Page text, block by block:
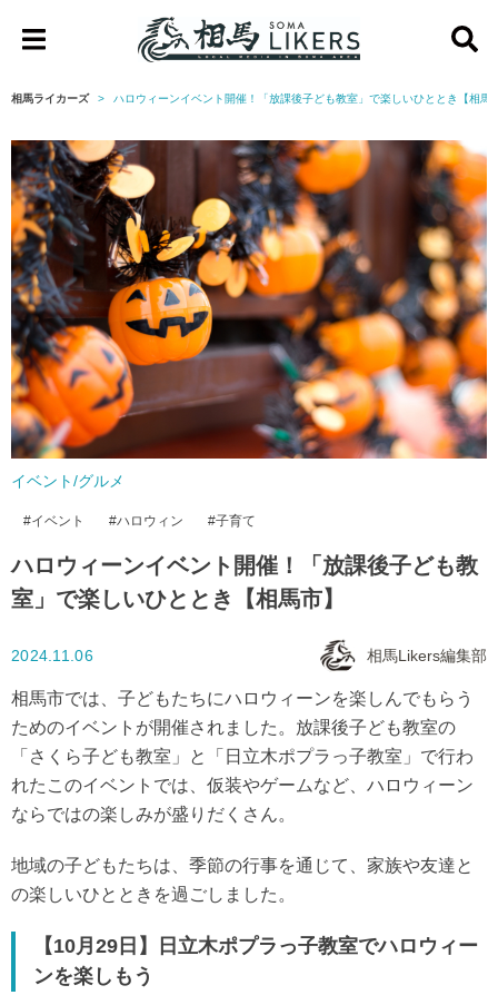
馬
カ
ー
ズ
相馬ライカーズ ハロウィーンイベント開催！「放課後子ども教室」で楽しいひととき【相馬
イベント/グルメ
イベント ハロウィン 子育て
ハロウィーンイベント開催！「放課後子ども教
室」で楽しいひととき【相馬市】
2024.11.06 相馬Likers編集部
相馬市では、子どもたちにハロウィーンを楽しんでもらう
ためのイベントが開催されました。放課後子ども教室の
「さくら子ども教室」と「日立木ポプラっ子教室」で行わ
れたこのイベントでは、仮装やゲームなど、ハロウィーン
ならではの楽しみが盛りだくさん。
地域の子どもたちは、季節の行事を通じて、家族や友達と
の楽しいひとときを過ごしました。
【10月29日】日立木ポプラっ子教室でハロウィー
ンを楽しもう